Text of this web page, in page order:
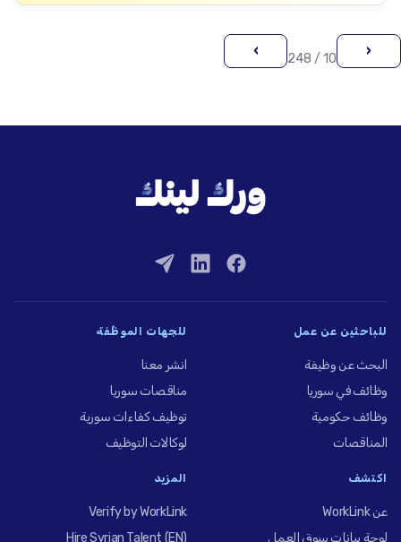
‹
10 / 248
›
للباحثين عن عمل
البحث عن وظيفة
وظائف في سوريا
وظائف حكومية
المناقصات
للجهات الموظِّفة
انشر معنا
مناقصات سوريا
توظيف كفاءات سورية
لوكالات التوظيف
اكتشف
عن WorkLink
لوحة بيانات سوق العمل
المزيد
Verify by WorkLink
Hire Syrian Talent (EN)